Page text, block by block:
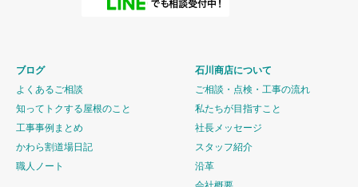
ブログ
よくあるご相談
知ってトクする屋根のこと
工事事例まとめ
かわら割道場日記
職人ノート
石川商店について
ご相談・点検・工事の流れ
私たちが目指すこと
社長メッセージ
スタッフ紹介
沿革